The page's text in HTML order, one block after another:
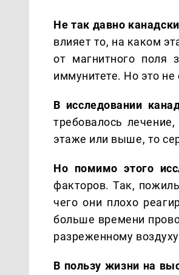
Не так давно
влияет то, на каком
от магнитного поля
иммунитете. Но это
В исследовании
требовалось
этаже или выше, то
Но помимо этого
факторов. Так,
чего они плохо
больше времени
разреженному
В пользу жизни на